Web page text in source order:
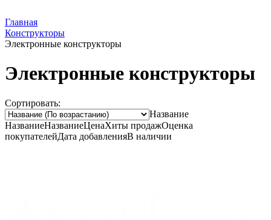
Главная
Конструкторы
Электронные конструкторы
Электронные конструкторы
Сортировать:
Название
НазваниеНазваниеЦенаХиты продажОценка
покупателейДата добавленияВ наличии